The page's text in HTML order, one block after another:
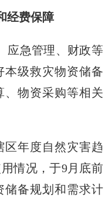
经费保障
应急管理、财政等
本级救灾物资储备
、物资采购等相关
年度自然灾害趋
情况，于9月底前
储备规划和需求计